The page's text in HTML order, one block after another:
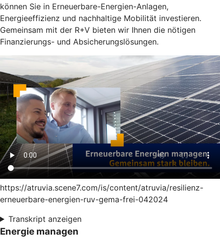
können Sie in Erneuerbare-Energien-Anlagen,
Energieeffizienz und nachhaltige Mobilität investieren.
Gemeinsam mit der R+V bieten wir Ihnen die nötigen
Finanzierungs- und Absicherungslösungen.
https://atruvia.scene7.com/is/content/atruvia/resilienz-
erneuerbare-energien-ruv-gema-frei-042024
Transkript anzeigen
Energie managen